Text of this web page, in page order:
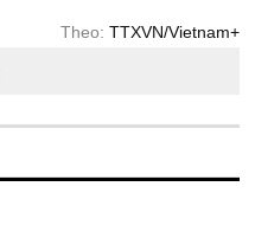
Theo: TTXVN/Vietnam+